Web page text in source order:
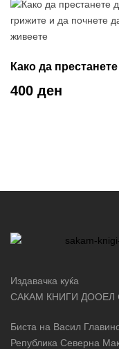
Како да
се грижите и да
да живеете
400 ден
Издавачка куќа
САКАМ КНИГИ ДООЕЛ
Биста на Васил
Република Северна